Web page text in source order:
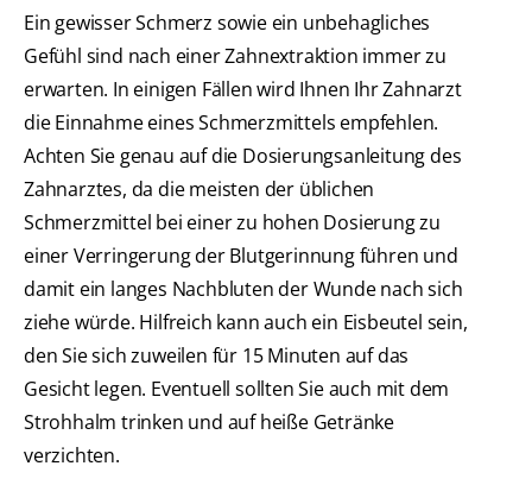
Ein gewisser Schmerz sowie ein unbehagliches
Gefühl sind nach einer Zahnextraktion immer zu
erwarten. In einigen Fällen wird Ihnen Ihr Zahnarzt
die Einnahme eines Schmerzmittels empfehlen.
Achten Sie genau auf die Dosierungsanleitung des
Zahnarztes, da die meisten der üblichen
Schmerzmittel bei einer zu hohen Dosierung zu
einer Verringerung der Blutgerinnung führen und
damit ein langes Nachbluten der Wunde nach sich
ziehe würde. Hilfreich kann auch ein Eisbeutel sein,
den Sie sich zuweilen für 15 Minuten auf das
Gesicht legen. Eventuell sollten Sie auch mit dem
Strohhalm trinken und auf heiße Getränke
verzichten.